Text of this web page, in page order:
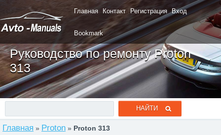
Главная Контакт Регистрация Вход
Bookmark
Руководство по ремонту Proton
313
Главная » Proton » Proton 313